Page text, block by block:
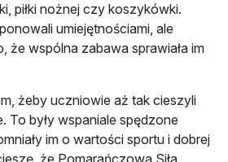
piłki nożnej czy koszykówki.
umiejętnościami, ale
że wspólna zabawa sprawiała im
żeby uczniowie aż tak cieszyli
To były wspaniale spędzone
im o wartości sportu i dobrej